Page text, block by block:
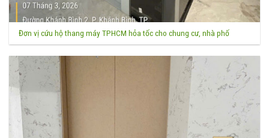
Đơn vị cứu hộ thang máy TPHCM hỏa tốc cho chung cư, nhà phố